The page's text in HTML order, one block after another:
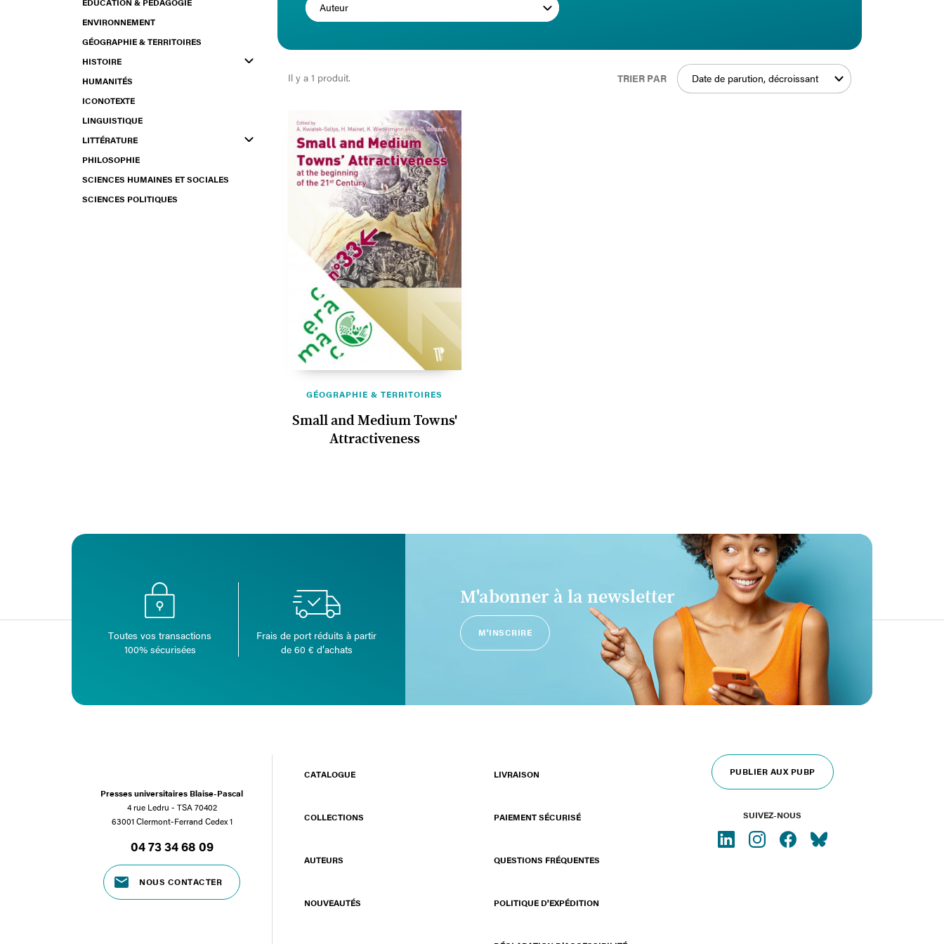
ENVIRONNEMENT
GÉOGRAPHIE & TERRITOIRES
HISTOIRE
HUMANITÉS
ICONOTEXTE
LINGUISTIQUE
LITTÉRATURE
PHILOSOPHIE
SCIENCES HUMAINES ET SOCIALES
SCIENCES POLITIQUES
Auteur
Il y a 1 produit. TRIER PAR Date de parution, décroissant
GÉOGRAPHIE & TERRITOIRES
Small and Medium Towns'
Attractiveness
Toutes vos transactions
100% sécurisées
Frais de port réduits à partir
de 60 € d’achats
M'abonner à la newsletter
M'INSCRIRE
Presses universitaires Blaise-Pascal
4 rue Ledru - TSA 70402
63001 Clermont-Ferrand Cedex 1
04 73 34 68 09
NOUS CONTACTER
CATALOGUE
COLLECTIONS
AUTEURS
NOUVEAUTÉS
LIVRAISON
PAIEMENT SÉCURISÉ
QUESTIONS FRÉQUENTES
POLITIQUE D'EXPÉDITION
PUBLIER AUX PUBP
SUIVEZ-NOUS